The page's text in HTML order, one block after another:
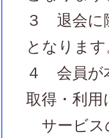
３ 退会に
となりま
４ 会員が
取得・利用
サービス